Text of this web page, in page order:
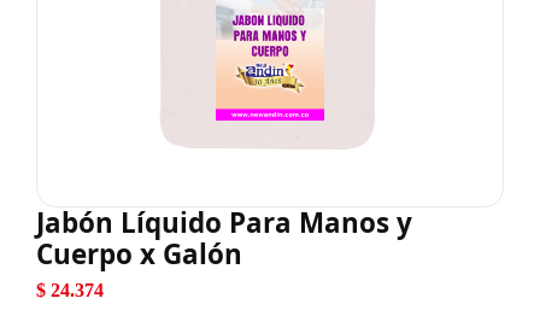
Jabón Líquido Para Manos y
Cuerpo x Galón
$24.374